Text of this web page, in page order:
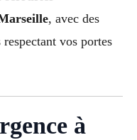
, avec des
vos portes
à